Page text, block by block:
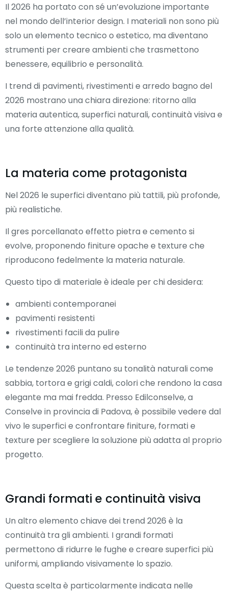
Il 2026 ha portato con sé un’evoluzione importante
nel mondo dell’interior design. I materiali non sono più
solo un elemento tecnico o estetico, ma diventano
strumenti per creare ambienti che trasmettono
benessere, equilibrio e personalità.
I trend di pavimenti, rivestimenti e arredo bagno del
2026 mostrano una chiara direzione: ritorno alla
materia autentica, superfici naturali, continuità visiva e
una forte attenzione alla qualità.
La materia come protagonista
Nel 2026 le superfici diventano più tattili, più profonde,
più realistiche.
Il gres porcellanato effetto pietra e cemento si
evolve, proponendo finiture opache e texture che
riproducono fedelmente la materia naturale.
Questo tipo di materiale è ideale per chi desidera:
ambienti contemporanei
pavimenti resistenti
rivestimenti facili da pulire
continuità tra interno ed esterno
Le tendenze 2026 puntano su tonalità naturali come
sabbia, tortora e grigi caldi, colori che rendono la casa
elegante ma mai fredda. Presso Edilconselve, a
Conselve in provincia di Padova, è possibile vedere dal
vivo le superfici e confrontare finiture, formati e
texture per scegliere la soluzione più adatta al proprio
progetto.
Grandi formati e continuità visiva
Un altro elemento chiave dei trend 2026 è la
continuità tra gli ambienti. I grandi formati
permettono di ridurre le fughe e creare superfici più
uniformi, ampliando visivamente lo spazio.
Questa scelta è particolarmente indicata nelle